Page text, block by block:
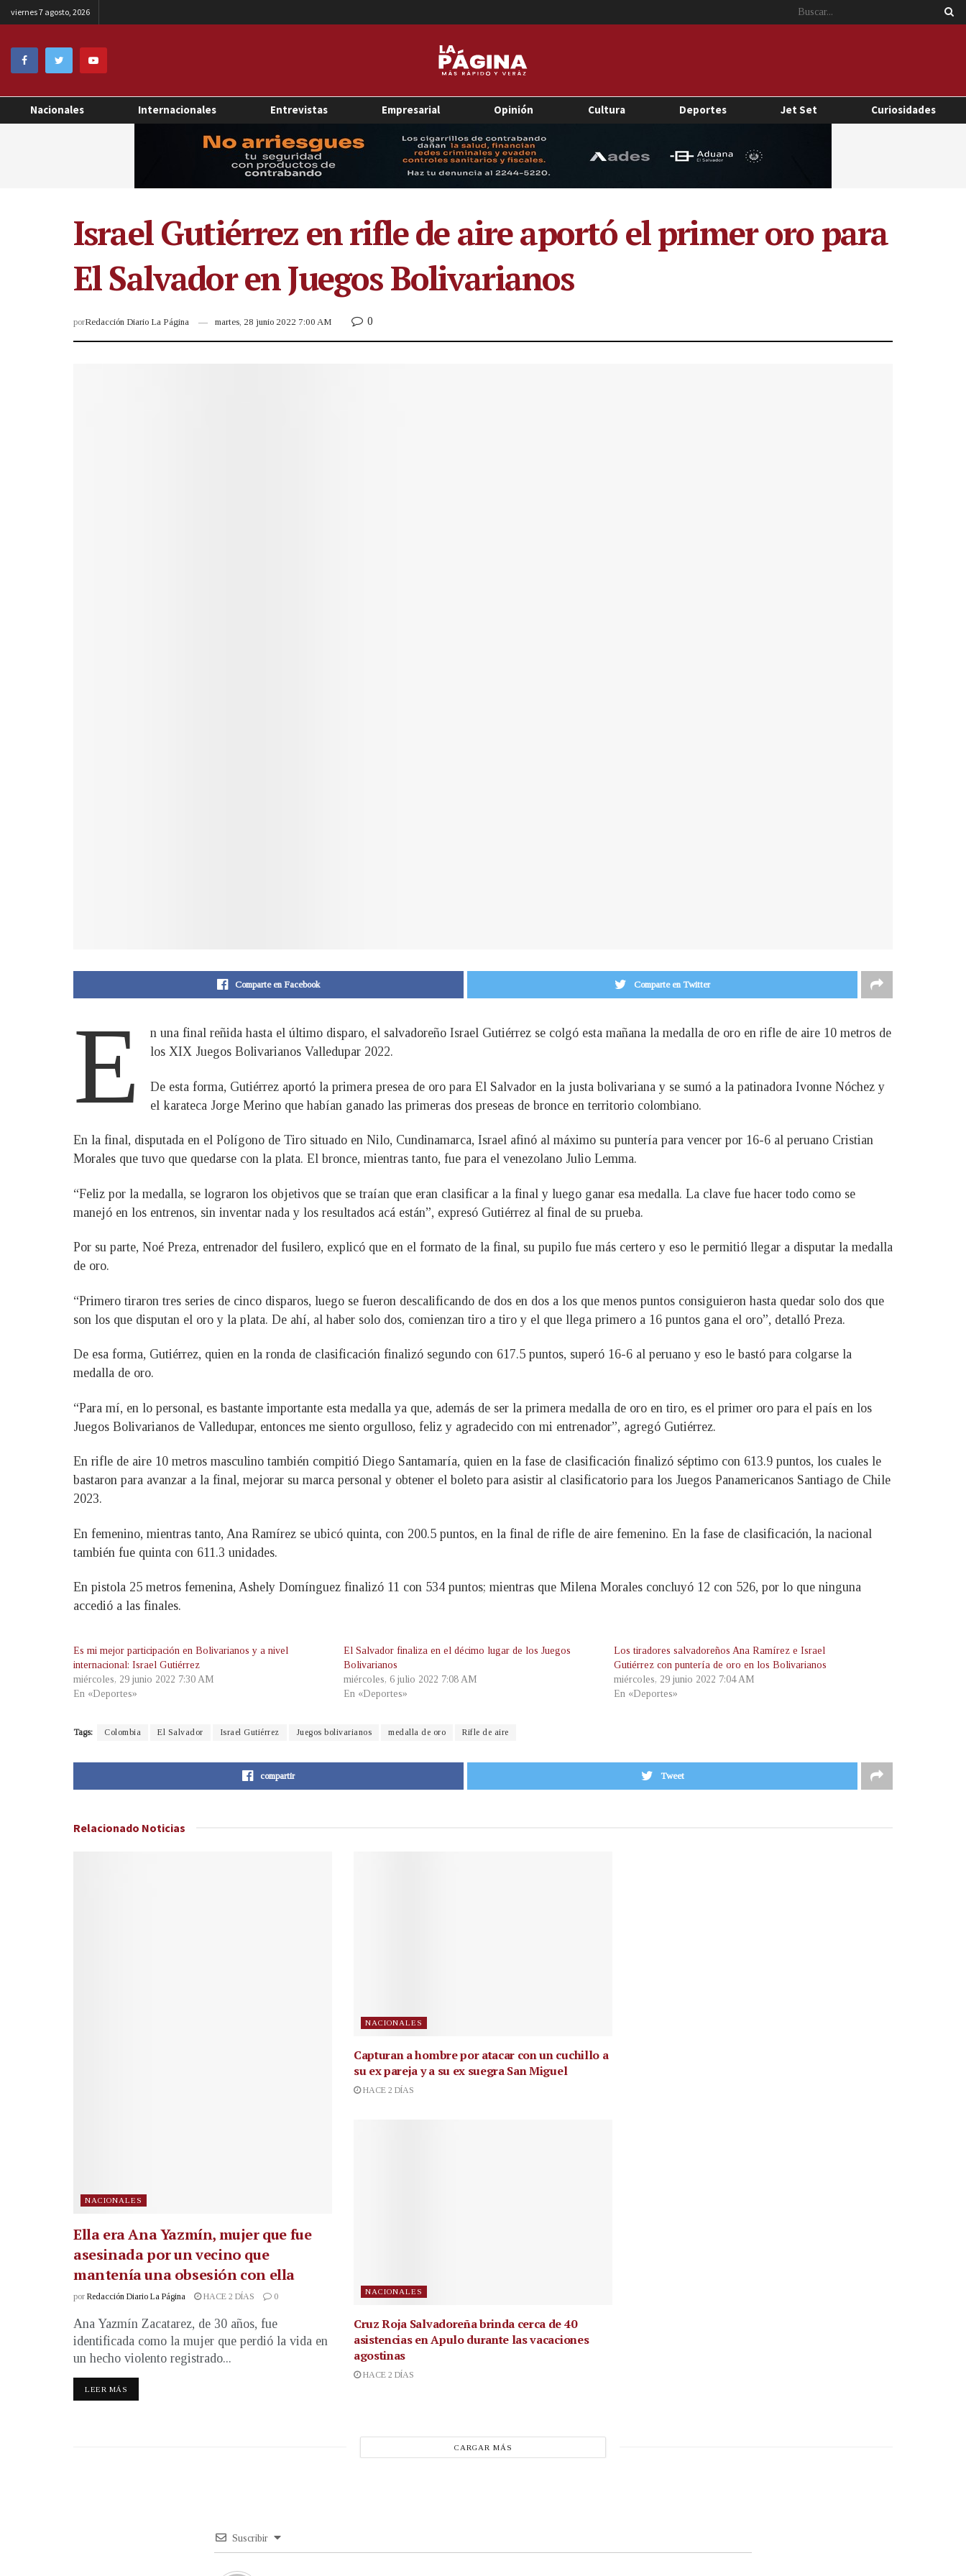
viernes 7 agosto, 2026
Nacionales Internacionales Entrevistas Empresarial Opinión Cultura Deportes Jet Set Curiosidades
Israel Gutiérrez en rifle de aire aportó el primer oro para
El Salvador en Juegos Bolivarianos
porRedacción Diario La Página martes, 28 junio 2022 7:00 AM 0
Comparte en Facebook Comparte en Twitter
E
n una final reñida hasta el último disparo, el salvadoreño Israel Gutiérrez se colgó esta mañana la medalla de oro en rifle de aire 10 metros de
los XIX Juegos Bolivarianos Valledupar 2022.
De esta forma, Gutiérrez aportó la primera presea de oro para El Salvador en la justa bolivariana y se sumó a la patinadora Ivonne Nóchez y
el karateca Jorge Merino que habían ganado las primeras dos preseas de bronce en territorio colombiano.
En la final, disputada en el Polígono de Tiro situado en Nilo, Cundinamarca, Israel afinó al máximo su puntería para vencer por 16-6 al peruano Cristian
Morales que tuvo que quedarse con la plata. El bronce, mientras tanto, fue para el venezolano Julio Lemma.
“Feliz por la medalla, se lograron los objetivos que se traían que eran clasificar a la final y luego ganar esa medalla. La clave fue hacer todo como se
manejó en los entrenos, sin inventar nada y los resultados acá están”, expresó Gutiérrez al final de su prueba.
Por su parte, Noé Preza, entrenador del fusilero, explicó que en el formato de la final, su pupilo fue más certero y eso le permitió llegar a disputar la medalla
de oro.
“Primero tiraron tres series de cinco disparos, luego se fueron descalificando de dos en dos a los que menos puntos consiguieron hasta quedar solo dos que
son los que disputan el oro y la plata. De ahí, al haber solo dos, comienzan tiro a tiro y el que llega primero a 16 puntos gana el oro”, detalló Preza.
De esa forma, Gutiérrez, quien en la ronda de clasificación finalizó segundo con 617.5 puntos, superó 16-6 al peruano y eso le bastó para colgarse la
medalla de oro.
“Para mí, en lo personal, es bastante importante esta medalla ya que, además de ser la primera medalla de oro en tiro, es el primer oro para el país en los
Juegos Bolivarianos de Valledupar, entonces me siento orgulloso, feliz y agradecido con mi entrenador”, agregó Gutiérrez.
En rifle de aire 10 metros masculino también compitió Diego Santamaría, quien en la fase de clasificación finalizó séptimo con 613.9 puntos, los cuales le
bastaron para avanzar a la final, mejorar su marca personal y obtener el boleto para asistir al clasificatorio para los Juegos Panamericanos Santiago de Chile
2023.
En femenino, mientras tanto, Ana Ramírez se ubicó quinta, con 200.5 puntos, en la final de rifle de aire femenino. En la fase de clasificación, la nacional
también fue quinta con 611.3 unidades.
En pistola 25 metros femenina, Ashely Domínguez finalizó 11 con 534 puntos; mientras que Milena Morales concluyó 12 con 526, por lo que ninguna
accedió a las finales.
Es mi mejor participación en Bolivarianos y a nivel
internacional: Israel Gutiérrez
miércoles, 29 junio 2022 7:30 AM
En «Deportes»
El Salvador finaliza en el décimo lugar de los Juegos
Bolivarianos
miércoles, 6 julio 2022 7:08 AM
En «Deportes»
Los tiradores salvadoreños Ana Ramírez e Israel
Gutiérrez con puntería de oro en los Bolivarianos
miércoles, 29 junio 2022 7:04 AM
En «Deportes»
Tags: Colombia El Salvador Israel Gutiérrez Juegos bolivarianos medalla de oro Rifle de aire
compartir Tweet
Relacionado Noticias
NACIONALES
Ella era Ana Yazmín, mujer que fue
asesinada por un vecino que
mantenía una obsesión con ella
por Redacción Diario La Página HACE 2 DÍAS 0
Ana Yazmín Zacatarez, de 30 años, fue
identificada como la mujer que perdió la vida en
un hecho violento registrado...
LEER MÁS
NACIONALES
Capturan a hombre por atacar con un cuchillo a
su ex pareja y a su ex suegra San Miguel
HACE 2 DÍAS
NACIONALES
Cruz Roja Salvadoreña brinda cerca de 40
asistencias en Apulo durante las vacaciones
agostinas
HACE 2 DÍAS
CARGAR MÁS
Suscribir